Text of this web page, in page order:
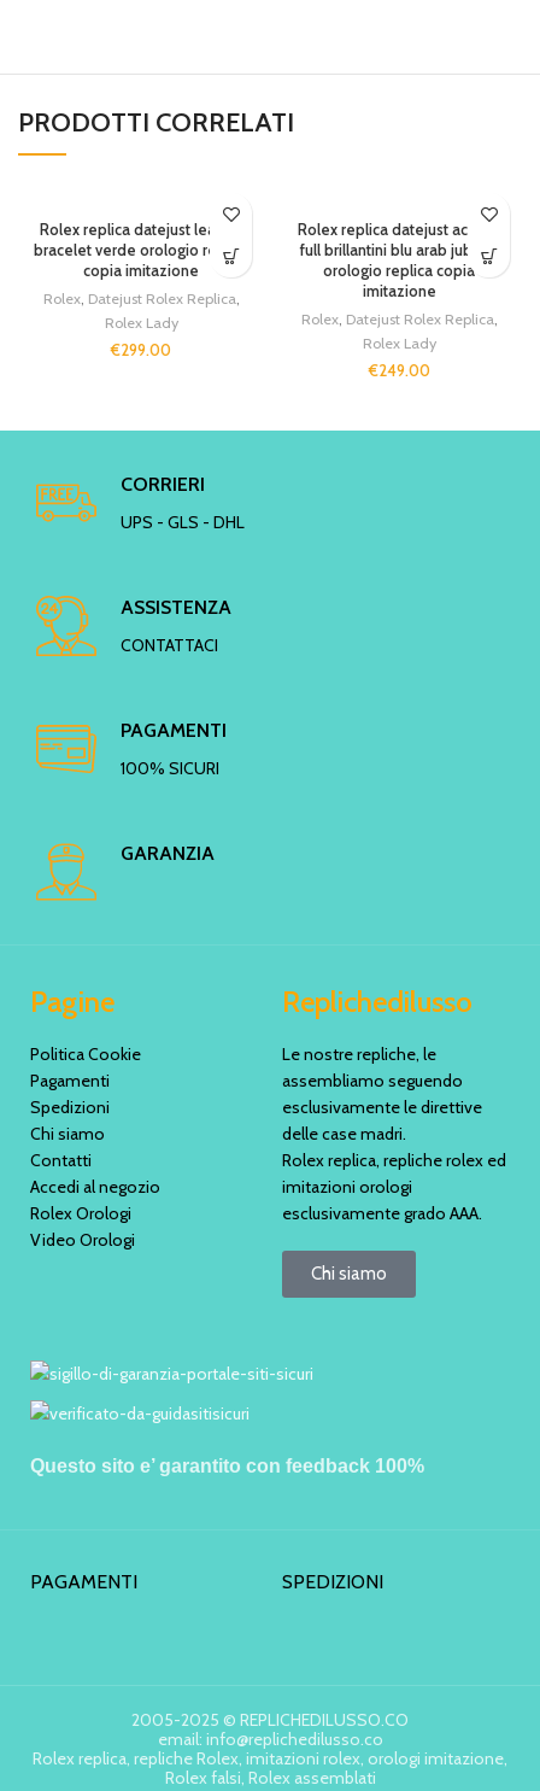
PRODOTTI CORRELATI
Rolex replica datejust leather
bracelet verde orologio replica
copia imitazione
Rolex, Datejust Rolex Replica,
Rolex Lady
€299.00
Rolex replica datejust acciaio
full brillantini blu arab jubilèè
orologio replica copia
imitazione
Rolex, Datejust Rolex Replica,
Rolex Lady
€249.00
CORRIERI
UPS - GLS - DHL
ASSISTENZA
CONTATTACI
PAGAMENTI
100% SICURI
GARANZIA
Pagine
Politica Cookie
Pagamenti
Spedizioni
Chi siamo
Contatti
Accedi al negozio
Rolex Orologi
Video Orologi
Replichedilusso
Le nostre repliche, le
assembliamo seguendo
esclusivamente le direttive
delle case madri.
Rolex replica, repliche rolex ed
imitazioni orologi
esclusivamente grado AAA.
Chi siamo
Questo sito e’ garantito con feedback 100%
PAGAMENTI SPEDIZIONI
2005-2025 © REPLICHEDILUSSO.CO
email: info@replichedilusso.co
Rolex replica, repliche Rolex, imitazioni rolex, orologi imitazione,
Rolex falsi, Rolex assemblati